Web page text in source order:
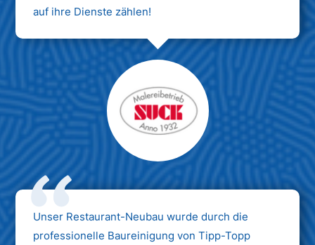
auf ihre Dienste zählen!
Unser Restaurant-Neubau wurde durch die
professionelle Baureinigung von Tipp-Topp